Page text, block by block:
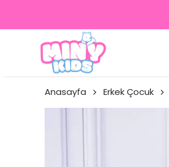
Anasayfa Erkek Çocuk